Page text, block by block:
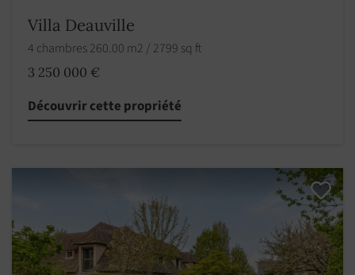
Villa Deauville
4 chambres 260.00 m2 / 2799 sq ft
3 250 000 €
Découvrir cette propriété